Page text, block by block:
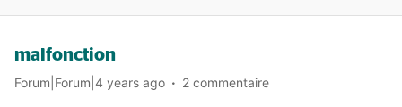
malfonction
Forum|Forum|4 years ago 2 commentaire